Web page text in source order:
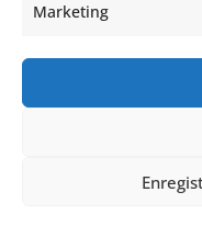
Marketing